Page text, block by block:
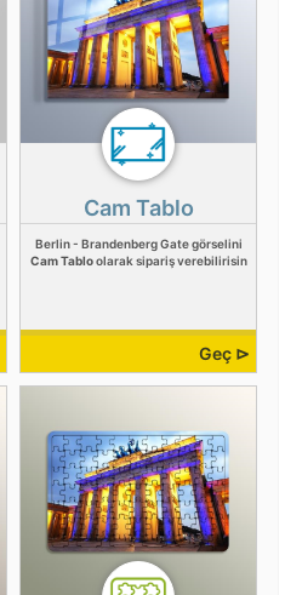
Cam Tablo
Berlin - Brandenberg Gate görselini
Cam Tabloolarak sipariş verebilirisin
Geç ⊳